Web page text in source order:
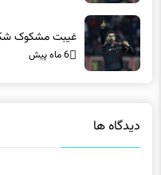
غیبت مشکوک
دیدگاه ها